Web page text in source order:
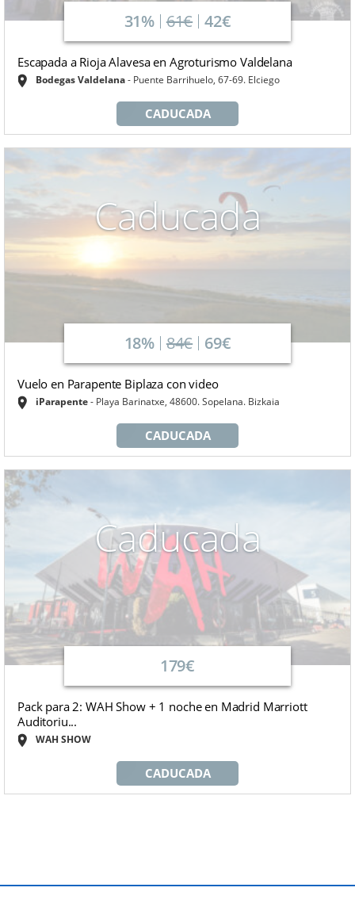
31% 61€ 42€
Escapada a Rioja Alavesa en Agroturismo Valdelana
Bodegas Valdelana Puente Barrihuelo, 67-69. Elciego
CADUCADA
Caducada
18% 84€ 69€
Vuelo en Parapente Biplaza con video
iParapente Playa Barinatxe, 48600. Sopelana. Bizkaia
CADUCADA
Caducada
179€
Pack para 2: WAH Show + 1 noche en Madrid Marriott
Auditoriu...
WAH SHOW
CADUCADA